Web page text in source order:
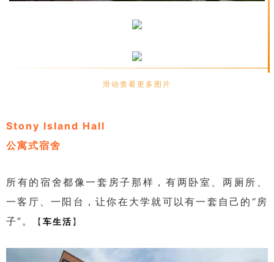
滑动查看更多图片
Stony Island Hall
公寓式宿舍
所有的宿舍都像一套房子那样，有两卧室、两厕所、
一客厅、一阳台，让你在大学就可以有一套自己的“房
子”。
【 车生活 】